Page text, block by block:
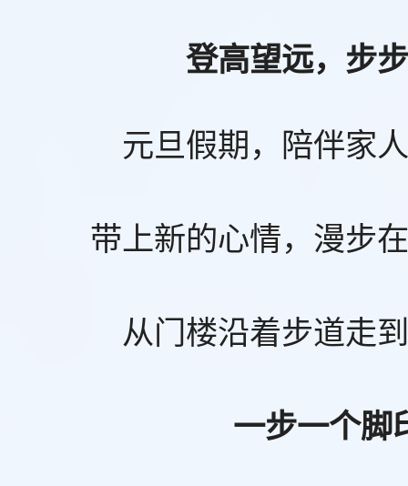
登高望远，步
元旦假期，陪伴家
带上新的心情，漫步
从门楼沿着步道走
一步一个脚